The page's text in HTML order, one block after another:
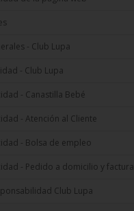
- Club Lupa
- Club Lupa
- Canastilla Bebé
- Atención al Cliente
- Bolsa de empleo
- Pedido a domicilio y factura
Club Lupa